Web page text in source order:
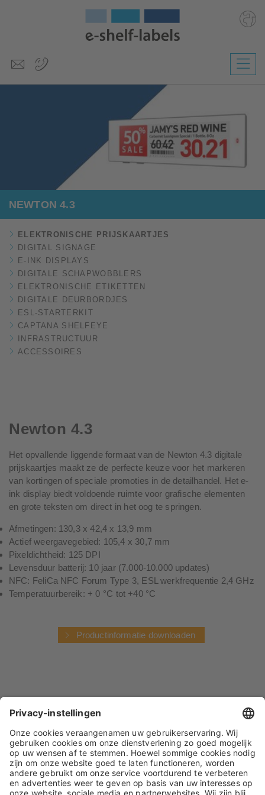
Polski
Magyar Slovenščina
NEWTON 4.3
ELEKTRONISCHE PRIJSKAARTJES
DIGITAL SIGNAGE
E-INK DISPLAYS
DIGITALE SCHAPWOBBLERS
ELEKTRONISCHE ETIKETTEN
DIGITALE DEURBORDJES
ESL-STARTERKIT
CAPTANA SHELFEYE
INFRASTRUCTUUR
ACCESSOIRES
Newton 4.3
Het opvallende liggende formaat van de Newton 4.3 digitale
prijskaartjes maakt ze de perfecte keuze voor het markeren
van kortingen of speciale promoties in de detailhandel. Het e-
ink display biedt voldoende ruimte voor grafische elementen
en grote teksten om direct in het oog te springen.
Afmetingen: 130,3 x 42,4 x 13,9 mm
Actief weergavegebied: 105,4 x 30,7 mm
Pixeldichtheid: 125 DPI
Levensduur batterij: 10 jaar (7.000-10.000 updates)
NFC: FeliCa NFC Forum Type 3, ESL werkfrequentie 2,4 GHz
Temperatuurbereik: + 0 °C tot +40 °C
Productinformatie downloaden